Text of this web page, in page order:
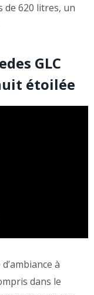
de 620 litres, un
GLC
étoilée
à
dans le